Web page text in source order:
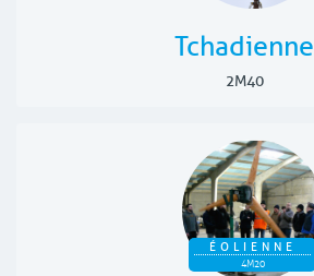
Tchadienne
2M40
ÉOLIENNE
4M20